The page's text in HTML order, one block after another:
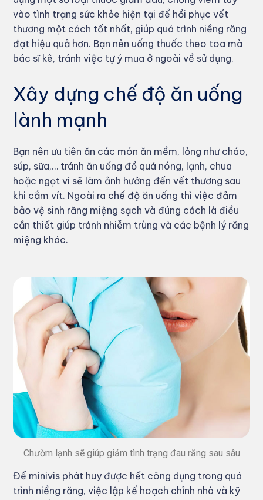
vào tình trạng sức khỏe hiện tại để hồi phục vết
thương một cách tốt nhất, giúp quá trình niềng răng
đạt hiệu quả hơn. Bạn nên uống thuốc theo toa mà
bác sĩ kê, tránh việc tự ý mua ở ngoài về sử dụng.
Xây dựng chế độ ăn uống
lành mạnh
Bạn nên ưu tiên ăn các món ăn mềm, lỏng như cháo,
súp, sữa,… tránh ăn uống đồ quá nóng, lạnh, chua
hoặc ngọt vì sẽ làm ảnh hưởng đến vết thương sau
khi cắm vít. Ngoài ra chế độ ăn uống thì việc đảm
bảo vệ sinh răng miệng sạch và đúng cách là điều
cần thiết giúp tránh nhiễm trùng và các bệnh lý răng
miệng khác.
Chườm lạnh sẽ giúp giảm tình trạng đau răng sau sâu
Để minivis phát huy được hết công dụng trong quá
trình niềng răng, việc lập kế hoạch chỉnh nhà và kỹ